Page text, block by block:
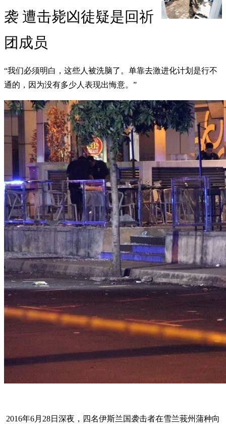
袭 遭击毙凶徒疑是回祈
团成员
“我们必须明白，这些人被洗脑了。单靠去激进化计划是行不
通的，因为没有多少人表现出悔意。”
2016年6月28日深夜，四名伊斯兰国袭击者在雪兰莪州蒲种向